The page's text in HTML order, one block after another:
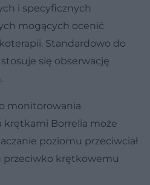
i specyficznych
mogących ocenić
Standardowo do
się obserwację
monitorowania
krętkami Borrelia może
poziomu przeciwciał
przeciwko krętkowemu